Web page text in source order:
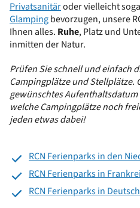
Privatsanitäroder vielleicht
Glampingbevorzugen, unsere
Ihnen alles. Ruhe, Platz und
inmitten der Natur.
Prüfen Sie schnell und einfach
Campingplätze und Stellplätze.
gewünschtes
welche Campingplätze noch
jeden etwas dabei!
RCN Ferienparks in den
RCN Ferienparks in
RCN Ferienparks in